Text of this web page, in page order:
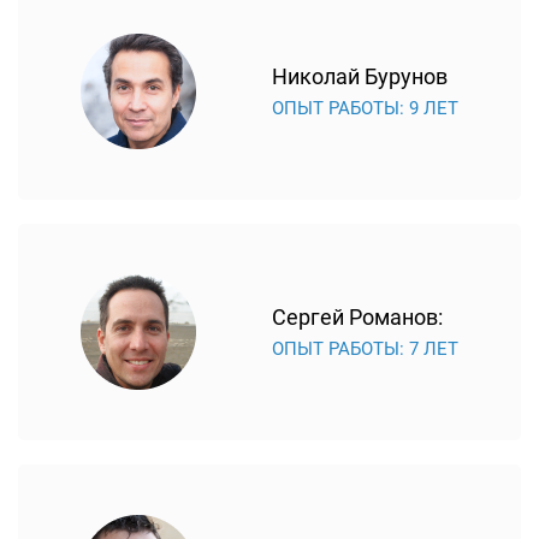
испортился модуль питания. Он отвечает за
напряжение, и от его функциональности зависит
качество картинки. Модуль питания выходит из строя
из-за скачков напряжения в сети. Выяснить, что
отвечает материнская плата. Она чаще всего
восстанавливается.
Если устройство работает с нарушениями, но все его
детали исправны, возможны сбои программного
Плюсы техники Hisense
Николай Бурунов
ОПЫТ РАБОТЫ: 9 ЛЕТ
Сергей Романов:
ОПЫТ РАБОТЫ: 7 ЛЕТ